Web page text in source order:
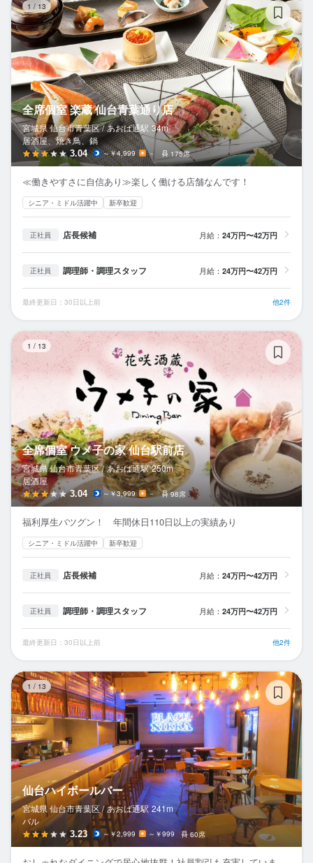
1 / 13
全席個室 楽蔵 仙台青葉通り店
宮城県 仙台市青葉区 / あおば通駅 34m
居酒屋、焼き鳥、鍋
3.04 ～￥4,999 － 175席
≪働きやすさに自信あり≫楽しく働ける店舗なんです！
シニア・ミドル活躍中 新卒歓迎
正社員 店長候補 月給： 24万円〜42万円
正社員 調理師・調理スタッフ 月給： 24万円〜42万円
最終更新日：30日以上前 他2件
1 / 13
全席個室 ウメ子の家 仙台駅前店
宮城県 仙台市青葉区 / あおば通駅 250m
居酒屋
3.04 ～￥3,999 － 98席
福利厚生バツグン！ 年間休日110日以上の実績あり
シニア・ミドル活躍中 新卒歓迎
正社員 店長候補 月給： 24万円〜42万円
正社員 調理師・調理スタッフ 月給： 24万円〜42万円
最終更新日：30日以上前 他2件
1 / 13
仙台ハイボールバー
宮城県 仙台市青葉区 / あおば通駅 241m
バル
3.23 ～￥2,999 ～￥999 60席